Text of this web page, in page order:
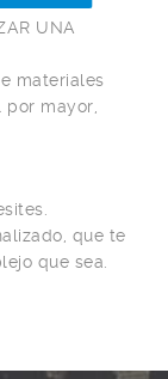
UNA
materiales
mayor,
que te
que sea.